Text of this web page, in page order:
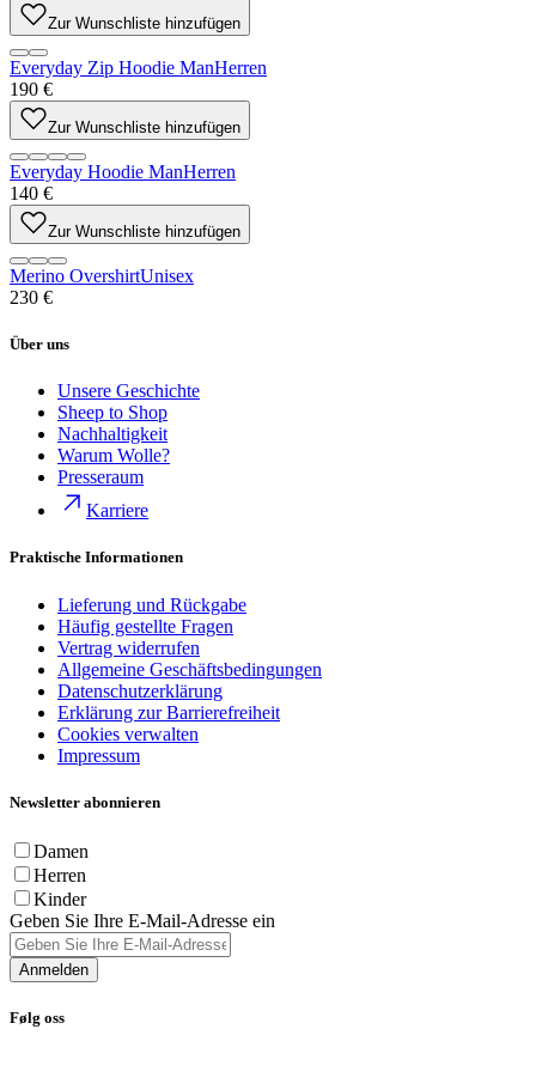
Zur Wunschliste hinzufügen
Everyday Zip Hoodie ManHerren
190 €
Zur Wunschliste hinzufügen
Everyday Hoodie ManHerren
140 €
Zur Wunschliste hinzufügen
Merino OvershirtUnisex
230 €
Über uns
Unsere Geschichte
Sheep to Shop
Nachhaltigkeit
Warum Wolle?
Presseraum
Karriere
Praktische Informationen
Lieferung und Rückgabe
Häufig gestellte Fragen
Vertrag widerrufen
Allgemeine Geschäftsbedingungen
Datenschutzerklärung
Erklärung zur Barrierefreiheit
Cookies verwalten
Impressum
Newsletter abonnieren
Damen
Herren
Kinder
Geben Sie Ihre E-Mail-Adresse ein
Anmelden
Følg oss